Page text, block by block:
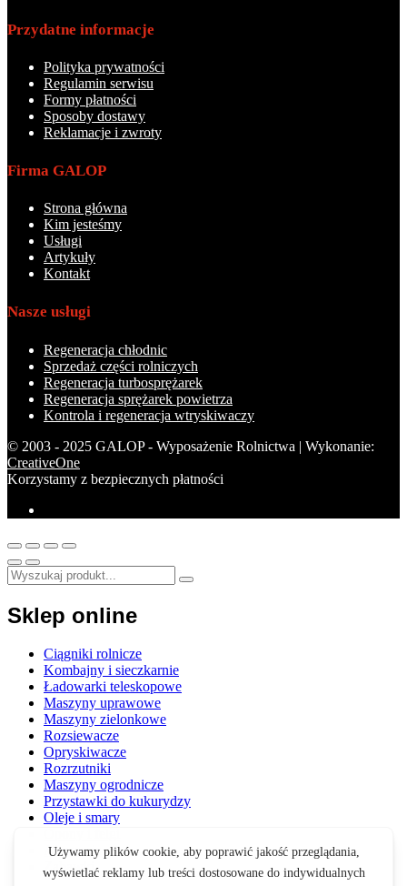
Przydatne informacje
Polityka prywatności
Regulamin serwisu
Formy płatności
Sposoby dostawy
Reklamacje i zwroty
Firma GALOP
Strona główna
Kim jesteśmy
Usługi
Artykuły
Kontakt
Nasze usługi
Regeneracja chłodnic
Sprzedaż części rolniczych
Regeneracja turbosprężarek
Regeneracja sprężarek powietrza
Kontrola i regeneracja wtryskiwaczy
© 2003 - 2025 GALOP - Wyposażenie Rolnictwa | Wykonanie:
CreativeOne
Korzystamy z bezpiecznych płatności
Sklep online
Ciągniki rolnicze
Kombajny i sieczkarnie
Ładowarki teleskopowe
Maszyny uprawowe
Maszyny zielonkowe
Rozsiewacze
Opryskiwacze
Rozrzutniki
Maszyny ogrodnicze
Przystawki do kukurydzy
Oleje i smary
Akcesoria
Zabawki